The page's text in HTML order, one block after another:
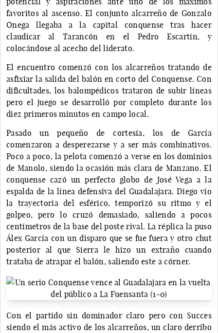
favoritos al ascenso. El conjunto alcarreño de Gonzalo
Onega llegaba a la capital conquense tras hacer
claudicar al Tarancón en el Pedro Escartín, y
colocándose al acecho del liderato.
El encuentro comenzó con los alcarreños tratando de
asfixiar la salida del balón en corto del Conquense. Con
dificultades, los balompédicos trataron de subir líneas
pero el juego se desarrolló por completo durante los
diez primeros minutos en campo local.
Pasado un pequeño de cortesía, los de García
comenzaron a desperezarse y a ser más combinativos.
Poco a poco, la pelota comenzó a verse en los dominios
de Manolo, siendo la ocasión más clara de Manzano. El
conquense cazó un perfecto globo de José Vega a la
espalda de la línea defensiva del Guadalajara. Diego vio
la trayectoria del esférico, temporizó su ritmo y el
golpeo, pero lo cruzó demasiado, saliendo a pocos
centímetros de la base del poste rival. La réplica la puso
Álex García con un disparo que se fue fuera y otro chut
posterior al que Sierra le hizo un extraño cuando
trataba de atrapar el balón, saliendo este a córner.
Con el partido sin dominador claro pero con Succes
siendo el más activo de los alcarreños, un claro derribo